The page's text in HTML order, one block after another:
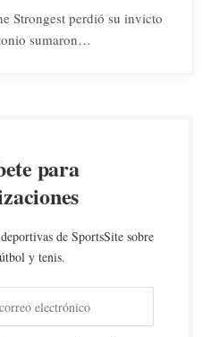
Strongest perdió su invicto
sumaron…
para
de SportsSite sobre
y tenis.